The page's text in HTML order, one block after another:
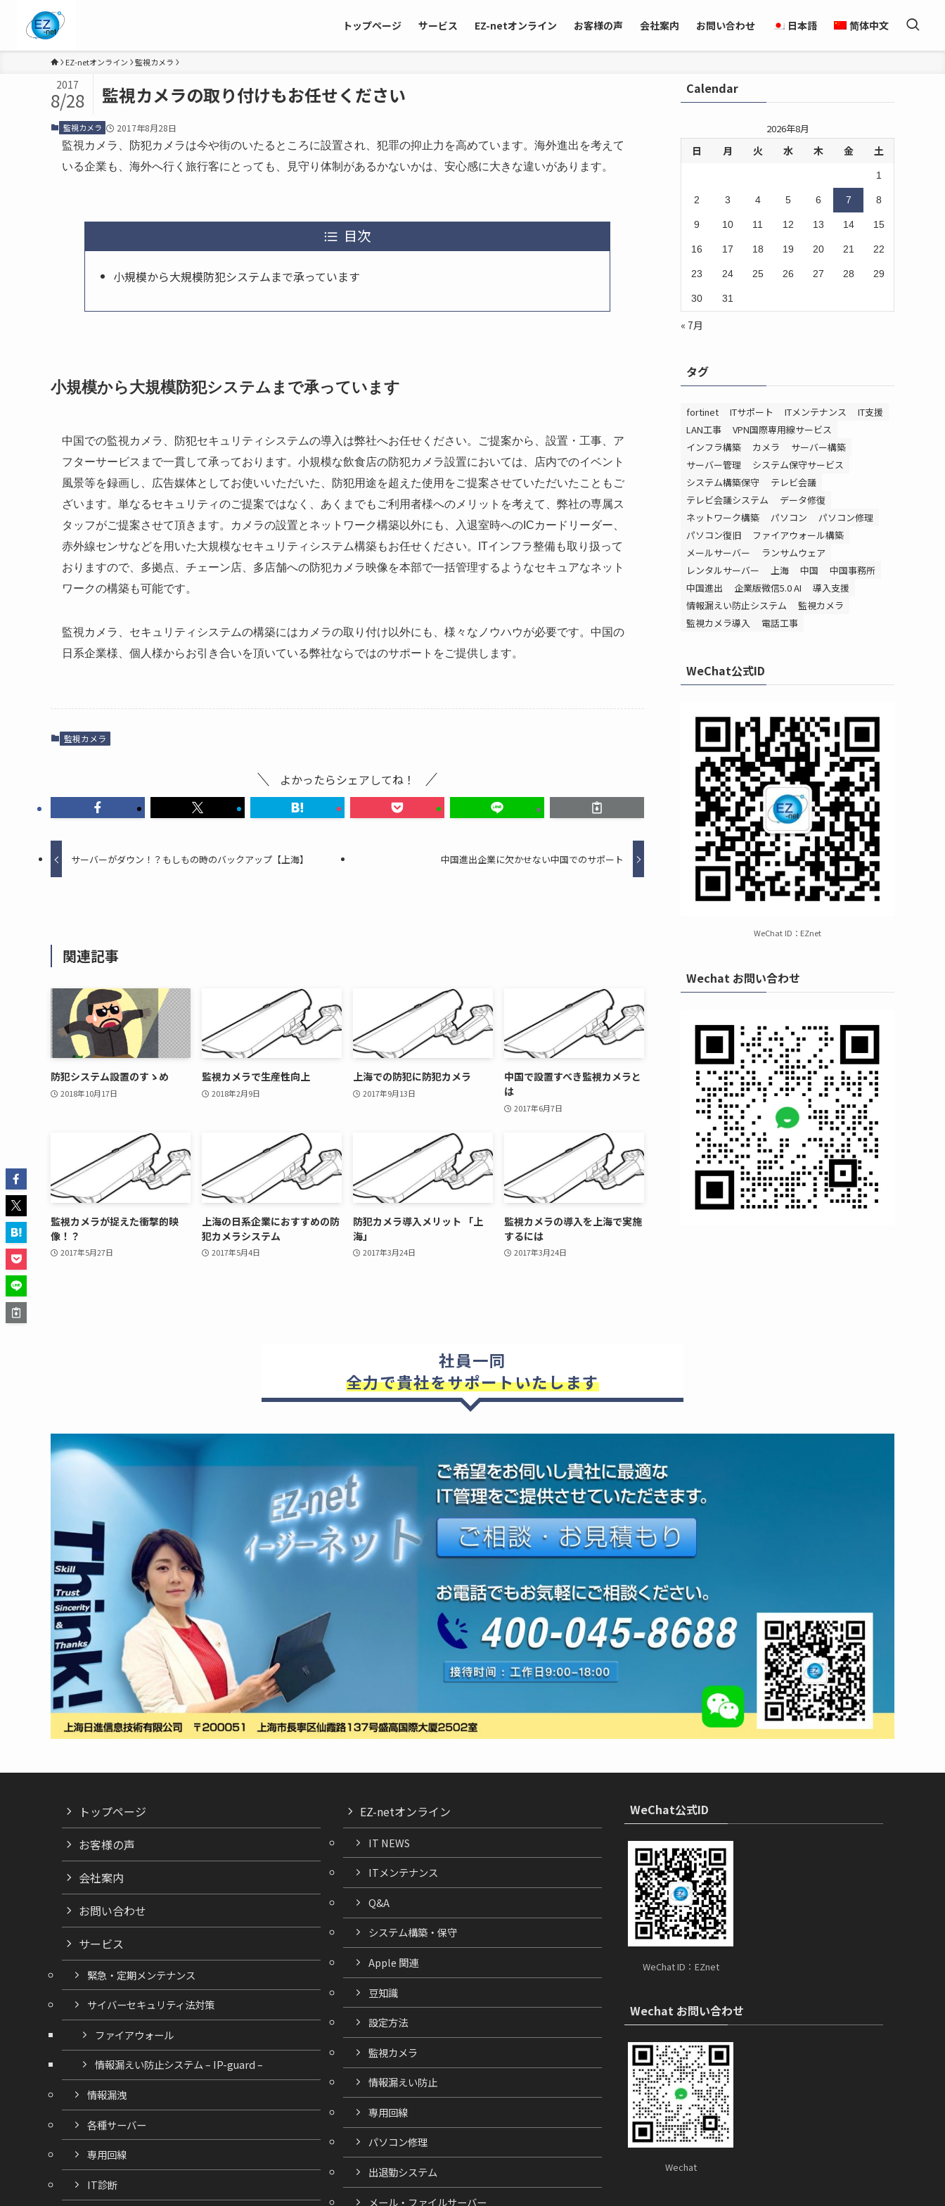
トップページ サービス EZ-netオンライン お客様の声 会社案内 お問い合わせ 日本語 简体中文
EZ-netオンライン 監視カメラ
監視カメラの取り付けもお任せください
2017
8/28
監視カメラ
2017年8月28日
監視カメラ、防犯カメラは今や街のいたるところに設置され、犯罪の抑止力を高めています。海外進出を考えて
いる企業も、海外へ行く旅行客にとっても、見守り体制があるかないかは、安心感に大きな違いがあります。
目次
小規模から大規模防犯システムまで承っています
小規模から大規模防犯システムまで承っています
中国での監視カメラ、防犯セキュリティシステムの導入は弊社へお任せください。ご提案から、設置・工事、ア
フターサービスまで一貫して承っております。小規模な飲食店の防犯カメラ設置においては、店内でのイベント
風景等を録画し、広告媒体としてお使いいただいた、防犯用途を超えた使用をご提案させていただいたこともご
ざいます。単なるセキュリティのご提案ではなく、あくまでもご利用者様へのメリットを考えて、弊社の専属ス
タッフがご提案させて頂きます。カメラの設置とネットワーク構築以外にも、入退室時へのICカードリーダー、
赤外線センサなどを用いた大規模なセキュリティシステム構築もお任せください。ITインフラ整備も取り扱って
おりますので、多拠点、チェーン店、多店舗への防犯カメラ映像を本部で一括管理するようなセキュアなネット
ワークの構築も可能です。
監視カメラ、セキュリティシステムの構築にはカメラの取り付け以外にも、様々なノウハウが必要です。中国の
日系企業様、個人様からお引き合いを頂いている弊社ならではのサポートをご提供します。
監視カメラ
よかったらシェアしてね！
サーバーがダウン！？もしもの時のバックアップ【上海】 中国進出企業に欠かせない中国でのサポート
関連記事
防犯システム設置のすゝめ
2018年10月17日
監視カメラで生産性向上
2018年2月9日
上海での防犯に防犯カメラ
2017年9月13日
中国で設置すべき監視カメラと
は
2017年6月7日
監視カメラが捉えた衝撃的映
像！？
2017年5月27日
上海の日系企業におすすめの防
犯カメラシステム
2017年5月4日
防犯カメラ導入メリット 「上
海」
2017年3月24日
監視カメラの導入を上海で実施
するには
2017年3月24日
Calendar
2026年8月
日 月 火 水 木 金 土
1
2 3 4 5 6 7 8
9 10 11 12 13 14 15
16 17 18 19 20 21 22
23 24 25 26 27 28 29
30 31
« 7月
タグ
fortinet ITサポート ITメンテナンス
IT支援
LAN工事
VPN国際専用線サービス
インフラ構築
カメラ
サーバー構築
サーバー管理
システム保守サービス
システム構築保守
テレビ会議
テレビ会議システム
データ修復
ネットワーク構築
パソコン
パソコン修理
パソコン復旧
ファイアウォール構築
メールサーバー
ランサムウェア
レンタルサーバー
上海 中国
中国事務所
中国進出
企業版微信5.0 AI
導入支援
情報漏えい防止システム
監視カメラ
監視カメラ導入
電話工事
WeChat公式ID
WeChat ID：EZnet
Wechat お問い合わせ
社員一同
全力で貴社をサポートいたします
トップページ
お客様の声
会社案内
お問い合わせ
サービス
緊急・定期メンテナンス
サイバーセキュリティ法対策
ファイアウォール
情報漏えい防止システム – IP-guard –
情報漏洩
各種サーバー
専用回線
IT診断
EZ-netオンライン
IT NEWS
ITメンテナンス
Q&A
システム構築・保守
Apple 関連
豆知識
設定方法
監視カメラ
情報漏えい防止
専用回線
パソコン修理
出退勤システム
メール・ファイルサーバー
WeChat公式ID
WeChat ID：EZnet
Wechat お問い合わせ
Wechat